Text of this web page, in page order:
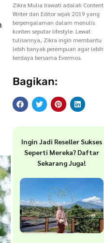
Zikra Mulia Irawati adalah Content
Writer dan Editor sejak 2019 yang
berpengalaman dalam menulis
konten seputar lifestyle. Lewat
tulisannya, Zikra ingin membantu
lebih banyak perempuan agar lebih
berdaya bersama Evermos.
Bagikan:
Ingin Jadi Reseller Sukses
Seperti Mereka? Daftar
Sekarang Juga!